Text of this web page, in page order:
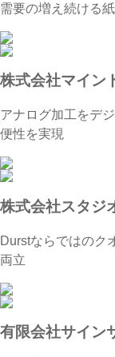
需要の増え続ける
株式会社マイン
アナログ加工をデ
便性を実現
株式会社スタジ
Durstならではのク
両立
有限会社サイン